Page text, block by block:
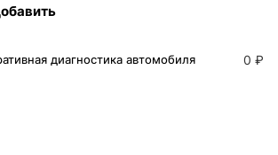
диагностика автомобиля 0 ₽